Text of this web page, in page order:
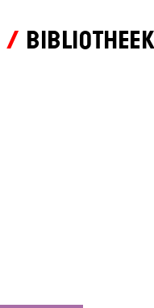
Bibliotheek